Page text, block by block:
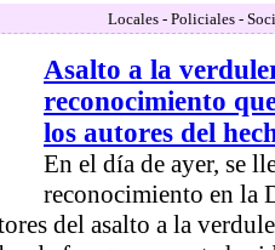
Locales - Policiales -
Asalto a la
reconocimiento
los autores del
En el día de ayer, se
reconocimiento en la
del asalto a la